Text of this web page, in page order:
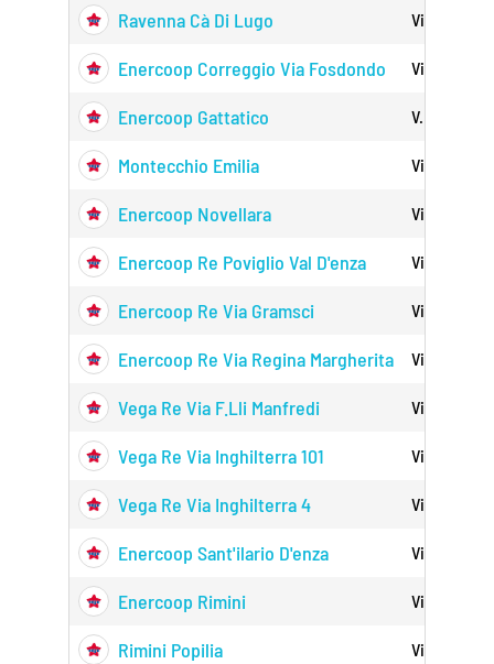
Ravenna Cà Di Lugo Via
Enercoop Correggio Via Fosdondo Via
Enercoop Gattatico V. Asse
Montecchio Emilia Via
Enercoop Novellara Via
Enercoop Re Poviglio Val D'enza Via Val
Enercoop Re Via Gramsci Via
Enercoop Re Via Regina Margherita Viale
Vega Re Via F.lli Manfredi Via F.lli
Vega Re Via Inghilterra 101 Via
Vega Re Via Inghilterra 4 Via
Enercoop Sant'ilario D'enza Via
Enercoop Rimini Via Caduti
Rimini Popilia Via Popilia